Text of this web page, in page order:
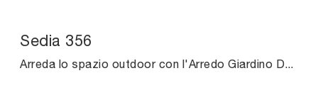
Sedia 356
Arreda lo spazio outdoor con l'Arredo Giardino Ditre Italia! Set e sedie da giardino in tessuto, come il modello Sedia 356, ti aspettano!